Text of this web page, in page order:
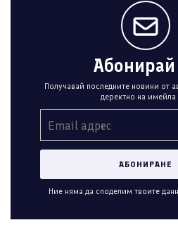
Абонирай
Получавай последните новини от
деректно на имейла
Ние няма да споделим твоите